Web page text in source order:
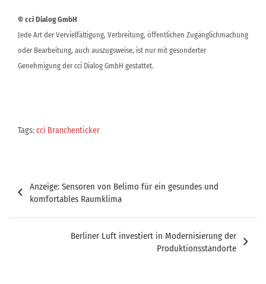
© cci Dialog GmbH
Jede Art der Vervielfältigung, Verbreitung, öffentlichen Zugänglichmachung
oder Bearbeitung, auch auszugsweise, ist nur mit gesonderter
Genehmigung der cci Dialog GmbH gestattet.
Tags:cci Branchenticker
Beitragsnavigation
Anzeige: Sensoren von Belimo für ein gesundes und
komfortables Raumklima
Berliner Luft investiert in Modernisierung der
Produktionsstandorte